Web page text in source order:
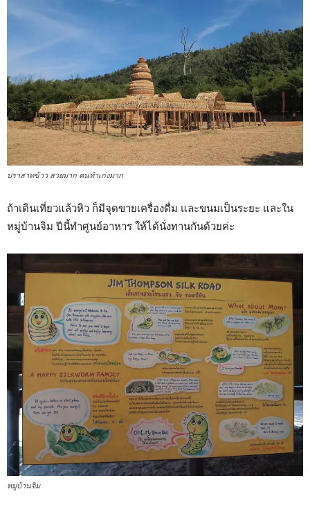
ปราสาทข้าว สวยมาก คนทำเก่งมาก
ถ้าเดินเที่ยวแล้วหิว ก็มีจุดขายเครื่องดื่ม และขนมเป็นระยะ และใน
หมู่บ้านจิม ปีนี้ทำศูนย์อาหาร ให้ได้นั่งทานกันด้วยค่ะ
หมู่บ้านจิม